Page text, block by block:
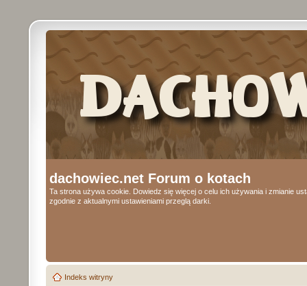
dachowiec.net Forum o kotach
Ta strona używa cookie. Dowiedz się więcej o celu ich używania i zmianie
zgodnie z aktualnymi ustawieniami przeglą darki.
Indeks witryny